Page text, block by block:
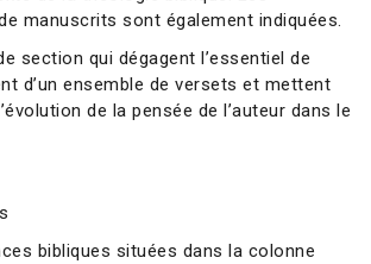
manuscrits sont également indiquées.
section qui dégagent l’essentiel de
d’un ensemble de versets et mettent
de la pensée de l’auteur dans le
bibliques situées dans la colonne